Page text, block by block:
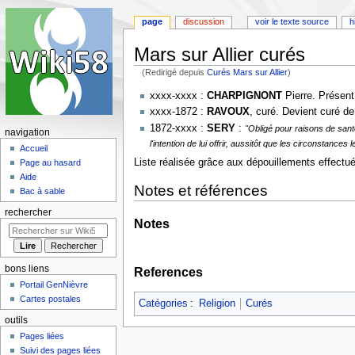
Mars sur Allier curés
(Redirigé depuisCurés Mars sur Allier)
Aller
la
navigation
Aller
la
recherche
xxxx-xxxx : CHARPIGNONTPierre.
xxxx-1872 : RAVOUX, curé. Devient curé
1872-xxxx : SERY: "Obligé pour raisons de
l'intention de lui offrir, aussitôt que les circonstances
Liste réalisée grâce aux dépouillements
Notes et références
Notes
References
Catégories : Religion Curés
page discussion voir le texte source
navigation
Accueil
Page au hasard
Aide
Bac à sable
rechercher
bons liens
Portail GenNièvre
Cartes postales
outils
Pages liées
Suivi des pages liées